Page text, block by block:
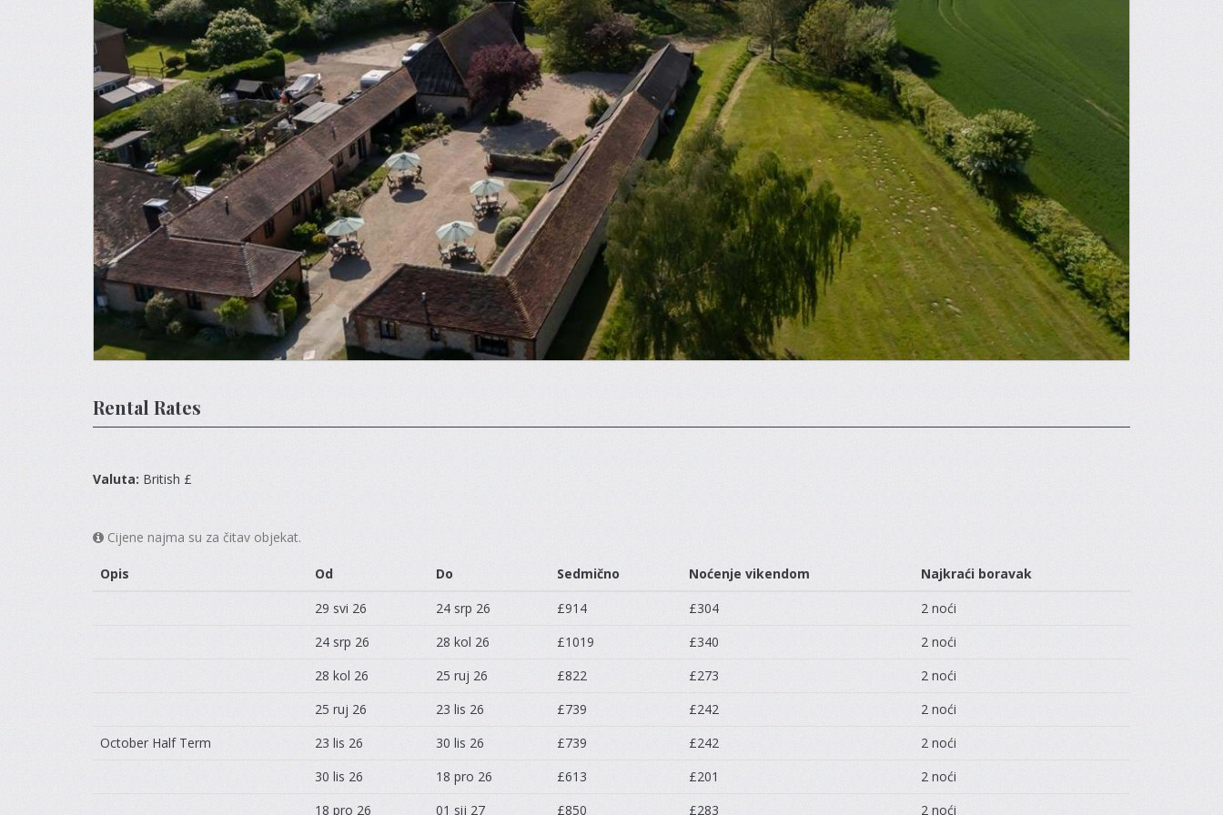
Rental Rates
Valuta: British £
Cijene najma su za čitav objekat.
Opis Od Do Sedmično Noćenje vikendom
Najkraći boravak
29 svi 26
24 srp 26 £914 £304
2 noći
24 srp 26
28 kol 26 £1019 £340
2 noći
28 kol 26
25 ruj 26 £822 £273
2 noći
25 ruj 26
23 lis 26 £739 £242
2 noći
October Half Term
23 lis 26 30 lis 26 £739 £242
2 noći
30 lis 26
18 pro 26 £613 £201
2 noći
18 pro 26
01 sij 27 £850 £283 2 noći